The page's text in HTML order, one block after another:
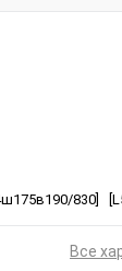
830]
Все